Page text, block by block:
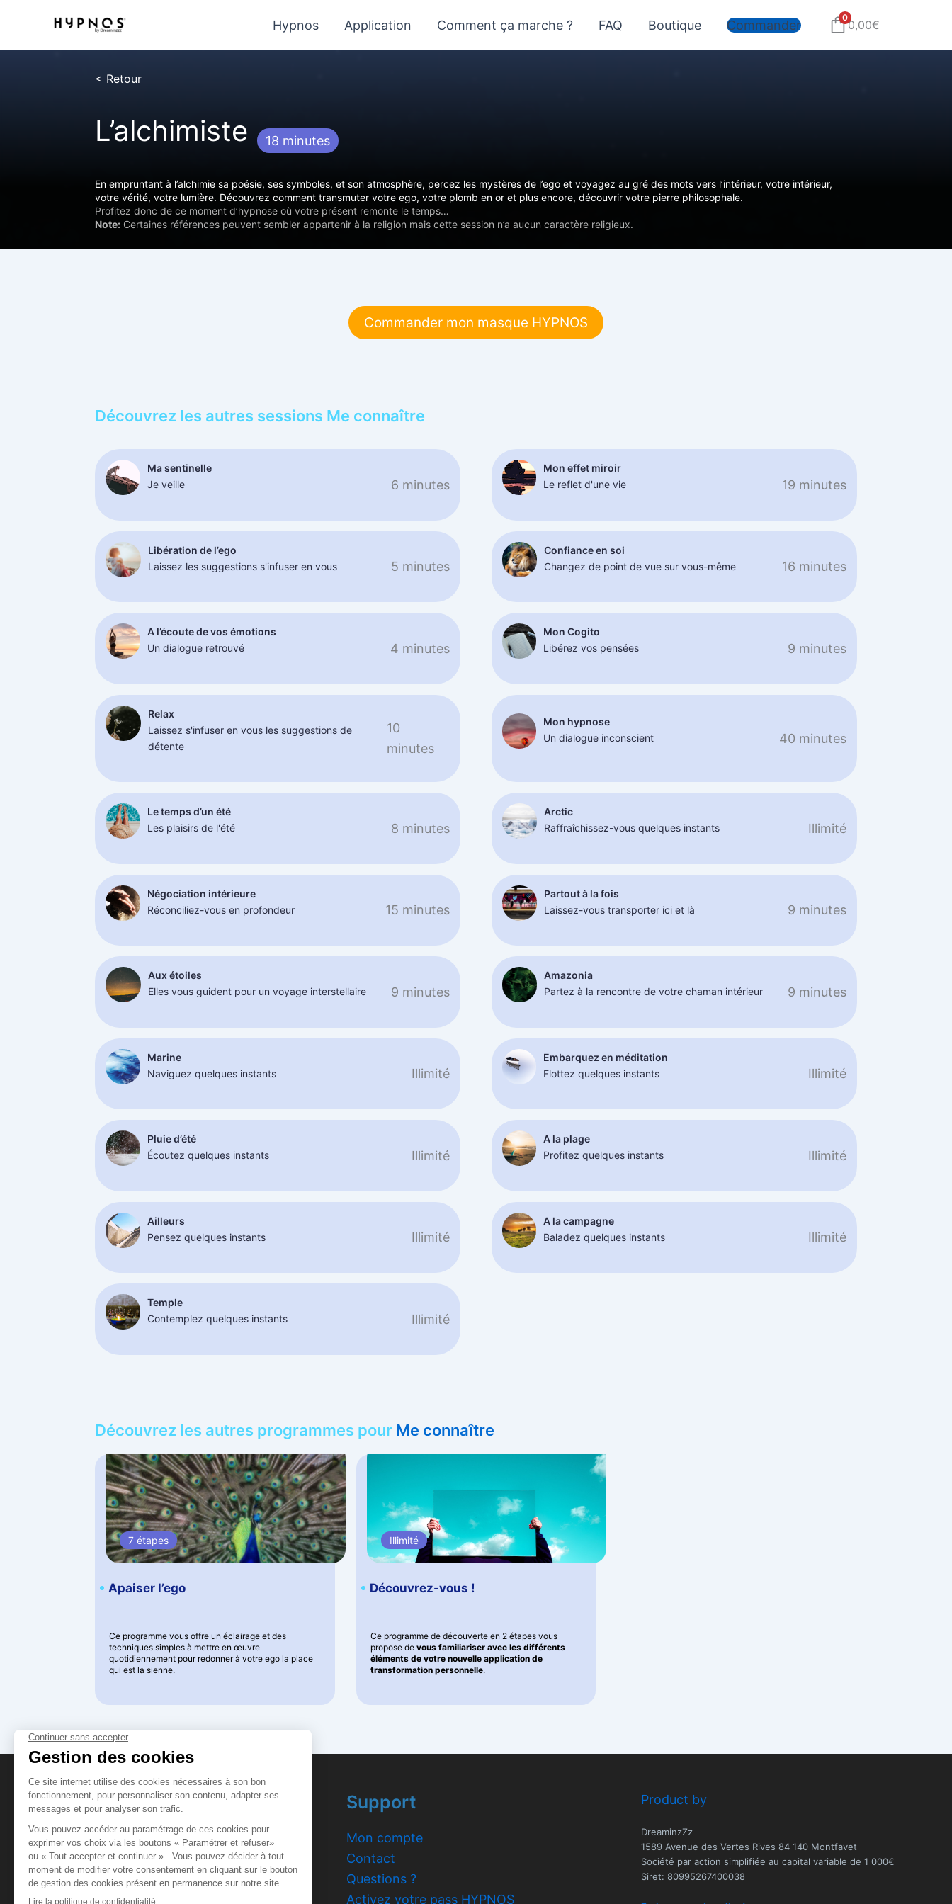
contenu
Hypnos Application Comment ça marche ? FAQ Boutique Commander 0
0,00€
< Retour
L’alchimiste 18 minutes
En empruntant à l’alchimie sa poésie, ses symboles, et son atmosphère, percez les mystères de l’ego et voyagez au gré des mots vers l’intérieur, votre intérieur,
votre vérité, votre lumière. Découvrez comment transmuter votre ego, votre plomb en or et plus encore, découvrir votre pierre philosophale.
Profitez donc de ce moment d’hypnose où votre présent remonte le temps…
Note: Certaines références peuvent sembler appartenir à la religion mais cette session n’a aucun caractère religieux.
Commander mon masque HYPNOS
Découvrez les autres sessions Me connaître
Ma sentinelle
Je veille
6 minutes
Mon effet miroir
Le reflet d'une vie
19 minutes
Libération de l’ego
Laissez les suggestions s'infuser en vous
5 minutes
Confiance en soi
Changez de point de vue sur vous-même
16 minutes
A l’écoute de vos émotions
Un dialogue retrouvé
4 minutes
Mon Cogito
Libérez vos pensées
9 minutes
Relax
Laissez s'infuser en vous les suggestions de
détente
10
minutes
Mon hypnose
Un dialogue inconscient
40 minutes
Le temps d’un été
Les plaisirs de l'été
8 minutes
Arctic
Raffraîchissez-vous quelques instants
Illimité
Négociation intérieure
Réconciliez-vous en profondeur
15 minutes
Partout à la fois
Laissez-vous transporter ici et là
9 minutes
Aux étoiles
Elles vous guident pour un voyage interstellaire
9 minutes
Amazonia
Partez à la rencontre de votre chaman intérieur
9 minutes
Marine
Naviguez quelques instants
Illimité
Embarquez en méditation
Flottez quelques instants
Illimité
Pluie d’été
Écoutez quelques instants
Illimité
A la plage
Profitez quelques instants
Illimité
Ailleurs
Pensez quelques instants
Illimité
A la campagne
Baladez quelques instants
Illimité
Temple
Contemplez quelques instants
Illimité
Découvrez les autres programmes pour Me connaître
7 étapes
Apaiser l’ego
Ce programme vous offre un éclairage et des
techniques simples à mettre en œuvre
quotidiennement pour redonner à votre ego la place
qui est la sienne.
Illimité
Découvrez-vous !
Ce programme de découverte en 2 étapes vous
propose devous familiariser avec les différents
éléments de votre nouvelle application de
transformation personnelle.
DreaminzZz
Boutique
Blog
Conditions générales de vente
Mentions légales
Support
Mon compte
Contact
Questions ?
Activez votre pass HYPNOS
Product by
DreaminzZz
1589 Avenue des Vertes Rives 84 140 Montfavet
Société par action simplifiée au capital variable de 1 000€
Siret: 80995267400038